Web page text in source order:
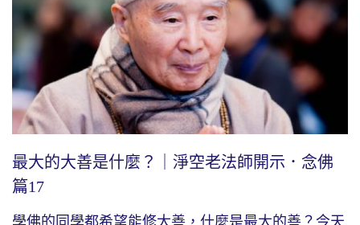
最大的大善是什麼？｜淨空老法師開示．念佛
篇17